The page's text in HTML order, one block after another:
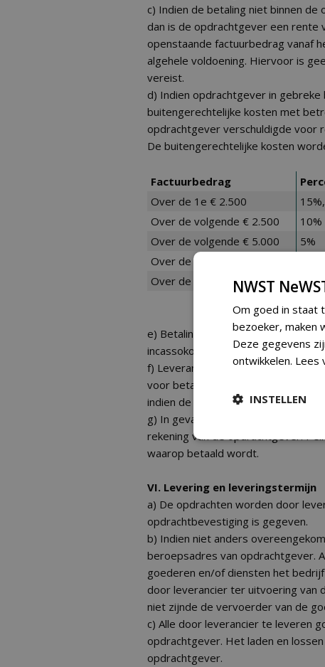
c) Indien de betaling niet binnen
dan is de opdrachtgever een rente
openstaande factuurbedrag vanaf
algehele voldoening. Hiervoor is
vereist.
d) Indien opdrachtgever in
buitengerechtelijke kosten met
opdrachtgever verschuldigde voor
De buitengerechtelijke kosten
Factuurbedrag
Over de 1e € 2.500
Over de volgende € 2.500
10%
Over de volgende € 5.000
5%
Over de volgende € 190.000
Over de rest van het bedrag
e) Betalingen strekken primair tot
incassokosten en worden
f) Leverancier is te allen tijde
voor betaling van haar factuur te
indien de betalingszekerheid niet
g) In geval van te late betaling
rekening van de opdrachtgever.
waarop betaald wordt.
VI. Levering en leveringstermijn
a) De opdrachten worden door
opdrachtbevestiging is gegeven.
b) Indien niet anders
beroepsadres van opdrachtgever.
goederen en/of diensten het
door leverancier ter uitvoering van
niet zijnde de vervoerder van de
c) Alle door leverancier te leveren
opdrachtgever. Het laden en
opdrachtgever.
NWST
Om goed in staat
bezoeker, maken
Deze gegevens
ontwikkelen. Lees
INSTELLEN